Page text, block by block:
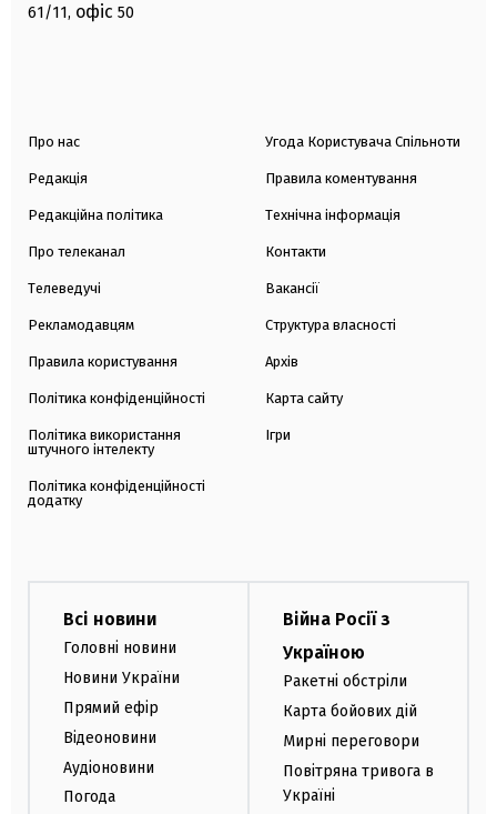
61/11, офіс 50
Про нас
Редакція
Редакційна політика
Про телеканал
Телеведучі
Рекламодавцям
Правила користування
Політика конфіденційності
Політика використання
штучного інтелекту
Політика конфіденційності
додатку
Угода Користувача Спільноти
Правила коментування
Технічна інформація
Контакти
Вакансії
Структура власності
Архів
Карта сайту
Ігри
Всі новини
Головні новини
Новини України
Прямий ефір
Відеоновини
Аудіоновини
Погода
Війна Росії з
Україною
Ракетні обстріли
Карта бойових дій
Мирні переговори
Повітряна тривога в
Україні